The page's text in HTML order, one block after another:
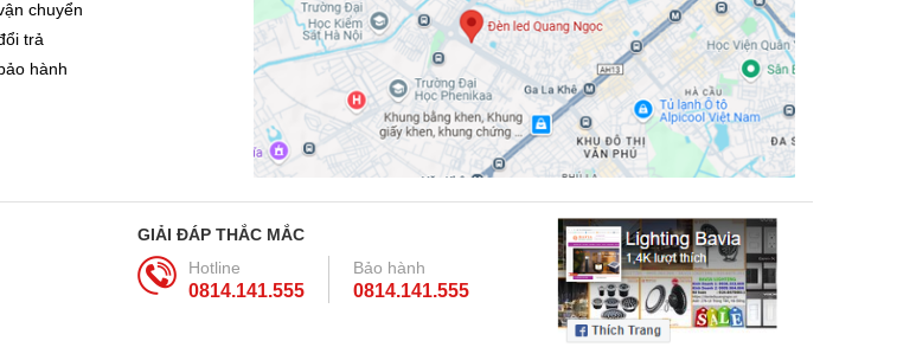
chuyển
trả
hành
GIẢI ĐÁP THẮC MẮC
Hotline
0814.141.555
Bảo hành
0814.141.555